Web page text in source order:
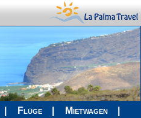
Flüge
Mietwagen